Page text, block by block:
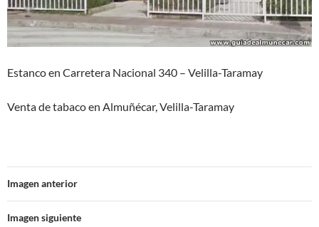
Estanco en Carretera Nacional 340 – Velilla-Taramay
Venta de tabaco en Almuñécar, Velilla-Taramay
Imagen anterior
Imagen siguiente